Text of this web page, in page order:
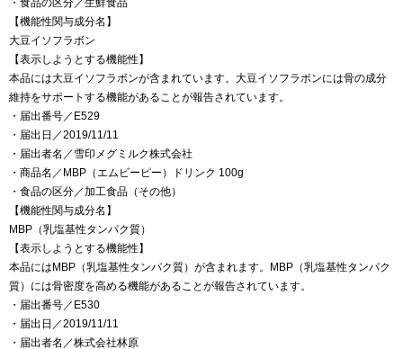
・食品の区分／生鮮食品
【機能性関与成分名】
大豆イソフラボン
【表示しようとする機能性】
本品には大豆イソフラボンが含まれています。大豆イソフラボンには骨の成分
維持をサポートする機能があることが報告されています。
・届出番号／E529
・届出日／2019/11/11
・届出者名／雪印メグミルク株式会社
・商品名／MBP（エムビーピー）ドリンク 100g
・食品の区分／加工食品（その他）
【機能性関与成分名】
MBP（乳塩基性タンパク質）
【表示しようとする機能性】
本品にはMBP（乳塩基性タンパク質）が含まれます。MBP（乳塩基性タンパク
質）には骨密度を高める機能があることが報告されています。
・届出番号／E530
・届出日／2019/11/11
・届出者名／株式会社林原